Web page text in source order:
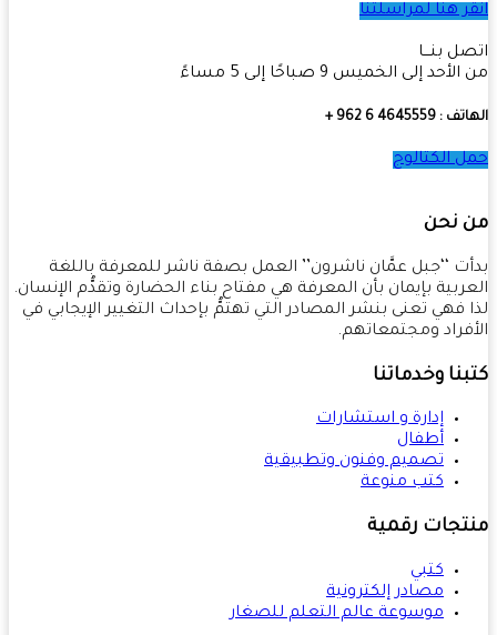
هنا لمراسلتنا
بنـــا
إلى الخميس 9 صباحًا إلى 5 مساءً
6 962 +
الكتالوج
نحن
‘‘جبل عمَّان ناشرون’’ العمل بصفة ناشر للمعرفة باللغة
بإيمان بأن المعرفة هي مفتاح بناء الحضارة وتقدُّم الإنسان.
فهي تعنى بنشر المصادر التي تهتمُّ بإحداث التغيير الإيجابي في
ومجتمعاتهم.
وخدماتنا
إدارة و استشارات
أطفال
تصميم وفنون وتطبيقية
كتب منوعة
رقمية
كتبي
مصادر إلكترونية
موسوعة عالم التعلم للصغار